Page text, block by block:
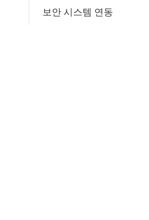
보안 시스템 연동